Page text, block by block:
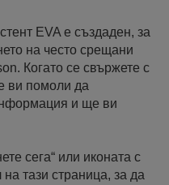
EVA е създаден, за
на често срещани
Когато се свържете с
ви помоли да
и ще ви
сега“ или иконата с
тази страница, за да